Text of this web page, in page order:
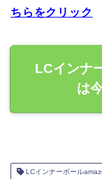
ちらをクリック
LCインナ
は
LCインナーボール